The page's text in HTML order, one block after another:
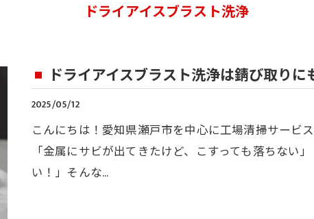
ドライアイスブラスト洗浄
ドライアイスブラスト洗浄は錆び取り
2025/05/12
こんにちは！愛知県瀬戸市を中心に工場清掃サービ
「金属にサビが出てきたけど、こすっても落ちない
い！」そんな…